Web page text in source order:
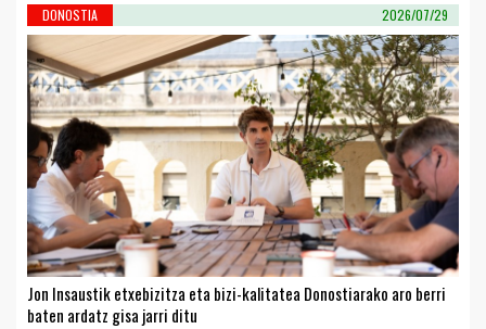
DONOSTIA 2026/07/29
Jon Insaustik etxebizitza eta bizi-kalitatea Donostiarako aro berri
baten ardatz gisa jarri ditu